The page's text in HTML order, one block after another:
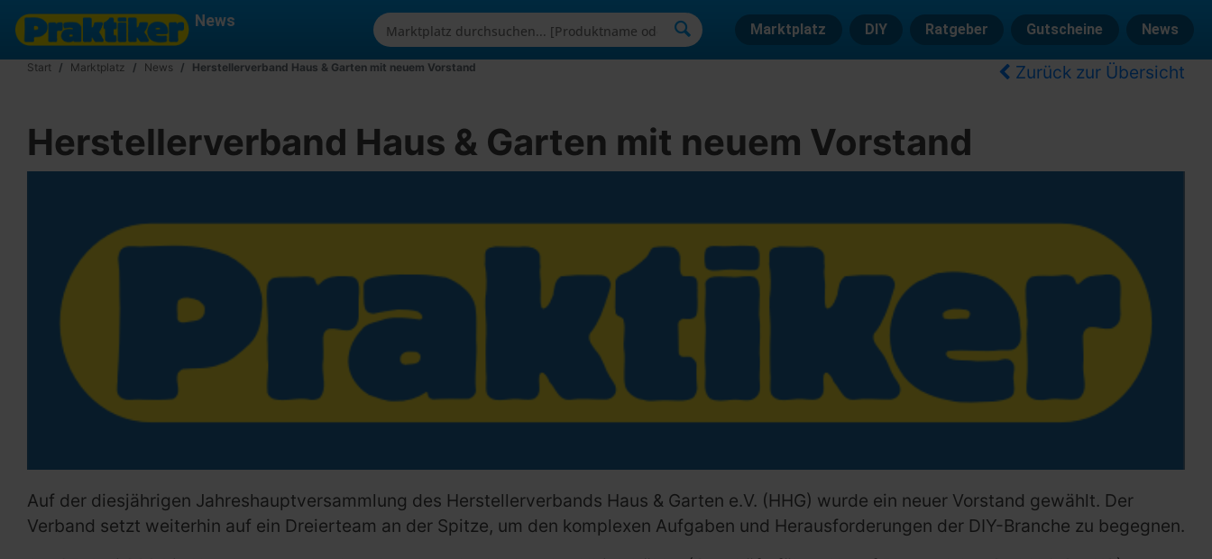
News Marktplatz DIY Ratgeber Gutscheine News
Start Marktplatz News Herstellerverband Haus & Garten mit neuem Vorstand Zurück zur Übersicht
Herstellerverband Haus & Garten mit neuem Vorstand
Auf der diesjährigen Jahreshauptversammlung des Herstellerverbands Haus & Garten e.V. (HHG) wurde ein neuer Vorstand gewählt. Der
Verband setzt weiterhin auf ein Dreierteam an der Spitze, um den komplexen Aufgaben und Herausforderungen der DIY-Branche zu begegnen.